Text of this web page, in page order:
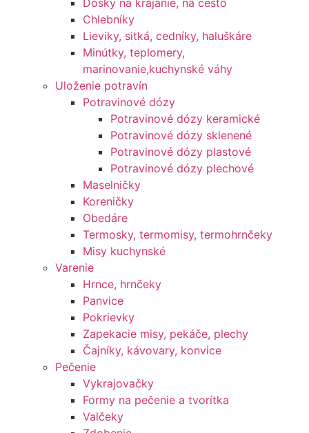
Dosky na krájanie, na cesto
Chlebníky
Lieviky, sitká, cedníky, haluškáre
Minútky, teplomery,
marinovanie,kuchynské váhy
Uloženie potravín
Potravinové dózy
Potravinové dózy keramické
Potravinové dózy sklenené
Potravinové dózy plastové
Potravinové dózy plechové
Maselničky
Koreničky
Obedáre
Termosky, termomisy, termohrnčeky
Misy kuchynské
Varenie
Hrnce, hrnčeky
Panvice
Pokrievky
Zapekacie misy, pekáče, plechy
Čajníky, kávovary, konvice
Pečenie
Vykrajovačky
Formy na pečenie a tvorítka
Valčeky